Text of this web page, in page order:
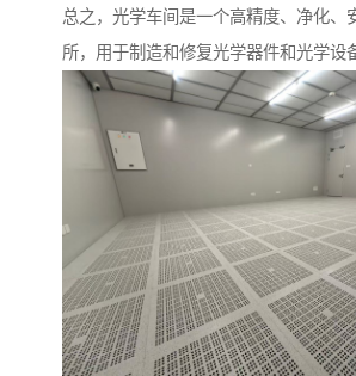
总之，光学车间是一个高精度、净化、
所，用于制造和修复光学器件和光学设